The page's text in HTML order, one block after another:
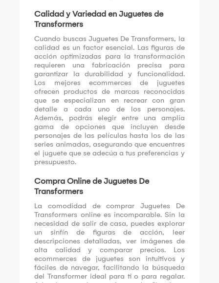
Calidad y Variedad en Juguetes de
Transformers
Cuando buscas Juguetes De Transformers, la
calidad es un factor esencial. Las figuras de
acción optimizadas para la transformación
requieren una fabricación precisa para
garantizar la durabilidad y funcionalidad.
Los mejores ecommerces de juguetes
ofrecen productos de marcas reconocidas
que se especializan en recrear con gran
detalle a cada uno de los personajes.
Además, podrás elegir entre una amplia
gama de opciones que incluyen desde
personajes de las películas hasta los de las
series animadas, asegurando que encuentres
el juguete que se adecúa a tus preferencias y
presupuesto.
Compra Online de Juguetes De
Transformers
La comodidad de comprar Juguetes De
Transformers online es incomparable. Sin la
necesidad de salir de casa, puedes explorar
un sinfín de figuras de acción, leer
descripciones detalladas, ver imágenes de
alta calidad y comparar precios. Los
ecommerces de juguetes son intuitivos y
fáciles de navegar, facilitando la búsqueda
del Transformer ideal para ti o para regalar.